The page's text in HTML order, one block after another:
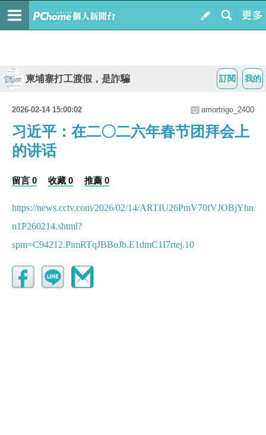
我的
訂閱
柬埔寨打工渡假，是詐騙
2026-02-14 15:00:02 amortrigo_2400
习近平：在二〇二六年春节团拜会上
的讲话
留言 0 收藏 0 推薦 0
https://news.cctv.com/2026/02/14/ARTIU26PmV70fVJOBjYhn
n1P260214.shtml?
spm=C94212.PimRTqJBBoJb.E1dmC1I7rtej.10